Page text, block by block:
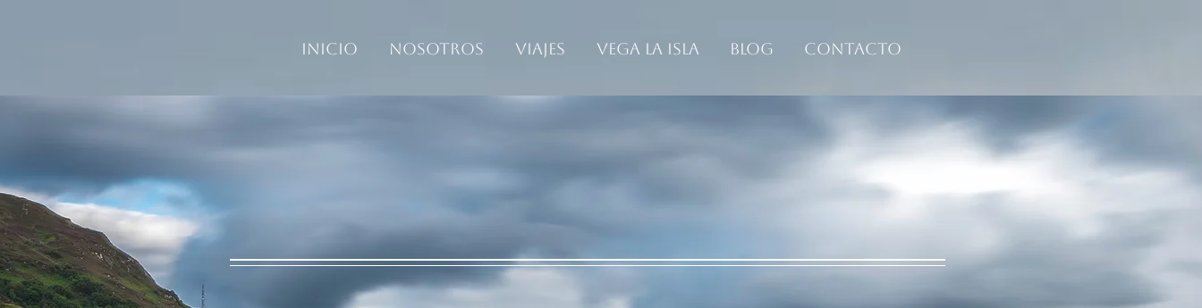
Inicio Nosotros Viajes Vega La Isla Blog Contacto
Enfoque Natura